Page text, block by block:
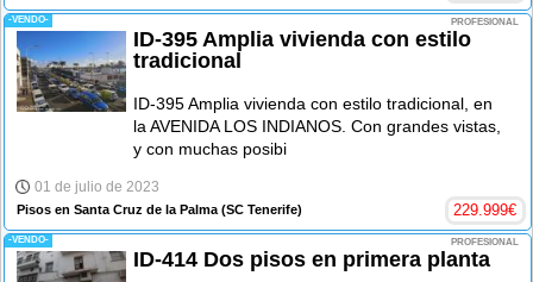
-VENDO- PROFESIONAL
ID-395 Amplia vivienda con estilo
tradicional
ID-395 Amplia vivienda con estilo tradicional, en
la AVENIDA LOS INDIANOS. Con grandes vistas,
y con muchas posibi
01 de julio de 2023
Pisos en Santa Cruz de la Palma (SC Tenerife) 229.999€
-VENDO- PROFESIONAL
ID-414 Dos pisos en primera planta